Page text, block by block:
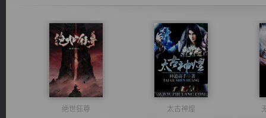
绝世狂尊 太古神煌